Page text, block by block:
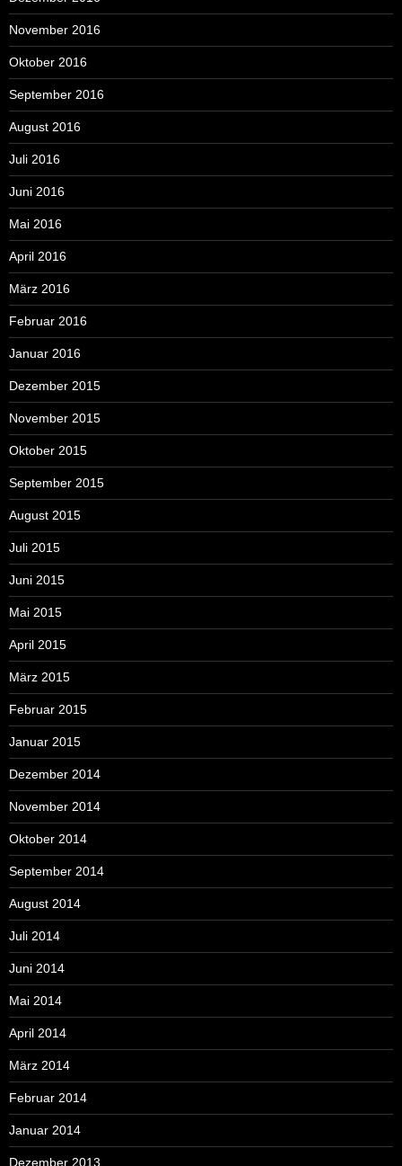
November 2016
Oktober 2016
September 2016
August 2016
Juli 2016
Juni 2016
Mai 2016
April 2016
März 2016
Februar 2016
Januar 2016
Dezember 2015
November 2015
Oktober 2015
September 2015
August 2015
Juli 2015
Juni 2015
Mai 2015
April 2015
März 2015
Februar 2015
Januar 2015
Dezember 2014
November 2014
Oktober 2014
September 2014
August 2014
Juli 2014
Juni 2014
Mai 2014
April 2014
März 2014
Februar 2014
Januar 2014
Dezember 2013